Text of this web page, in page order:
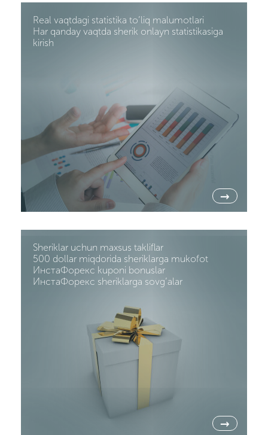
Real vaqtdagi statistika to’liq malumotlari
Har qanday vaqtda sherik onlayn statistikasiga
kirish
→
Sheriklar uchun maxsus takliflar
500 dollar miqdorida sheriklarga mukofot
ИнстаФорекс kuponi bonuslar
ИнстаФорекс sheriklarga sovg’alar
→